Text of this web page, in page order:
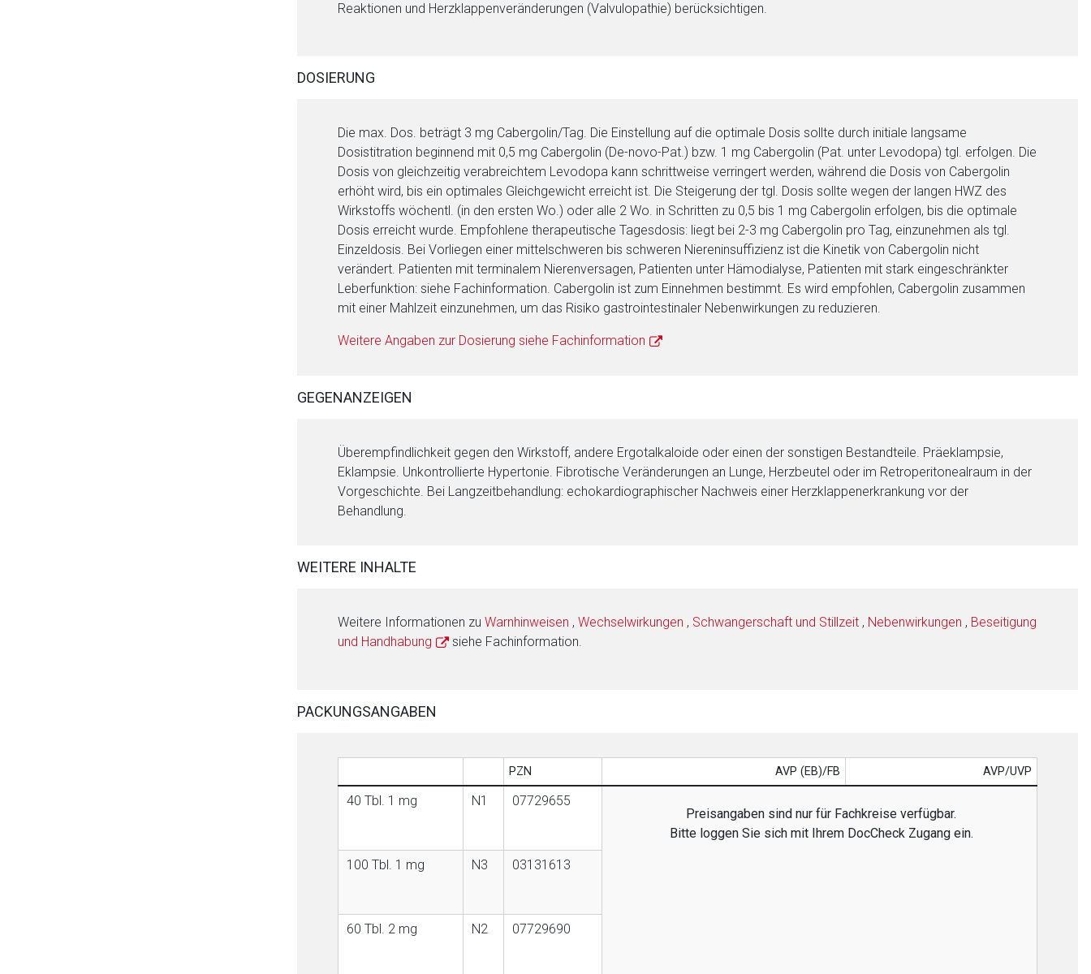
Reaktionen und Herzklappenveränderungen (Valvulopathie) berücksichtigen.
DOSIERUNG
Die max. Dos. beträgt 3 mg Cabergolin/Tag. Die Einstellung auf die optimale Dosis sollte durch initiale langsame
Dosistitration beginnend mit 0,5 mg Cabergolin (De-novo-Pat.) bzw. 1 mg Cabergolin (Pat. unter Levodopa) tgl. erfolgen. Die
Dosis von gleichzeitig verabreichtem Levodopa kann schrittweise verringert werden, während die Dosis von Cabergolin
erhöht wird, bis ein optimales Gleichgewicht erreicht ist. Die Steigerung der tgl. Dosis sollte wegen der langen HWZ des
Wirkstoffs wöchentl. (in den ersten Wo.) oder alle 2 Wo. in Schritten zu 0,5 bis 1 mg Cabergolin erfolgen, bis die optimale
Dosis erreicht wurde. Empfohlene therapeutische Tagesdosis: liegt bei 2-3 mg Cabergolin pro Tag, einzunehmen als tgl.
Einzeldosis. Bei Vorliegen einer mittelschweren bis schweren Niereninsuffizienz ist die Kinetik von Cabergolin nicht
verändert. Patienten mit terminalem Nierenversagen, Patienten unter Hämodialyse, Patienten mit stark eingeschränkter
Leberfunktion: siehe Fachinformation. Cabergolin ist zum Einnehmen bestimmt. Es wird empfohlen, Cabergolin zusammen
mit einer Mahlzeit einzunehmen, um das Risiko gastrointestinaler Nebenwirkungen zu reduzieren.
Weitere Angaben zur Dosierung siehe Fachinformation
GEGENANZEIGEN
Überempfindlichkeit gegen den Wirkstoff, andere Ergotalkaloide oder einen der sonstigen Bestandteile. Präeklampsie,
Eklampsie. Unkontrollierte Hypertonie. Fibrotische Veränderungen an Lunge, Herzbeutel oder im Retroperitonealraum in der
Vorgeschichte. Bei Langzeitbehandlung: echokardiographischer Nachweis einer Herzklappenerkrankung vor der
Behandlung.
WEITERE INHALTE
Weitere Informationen zu Warnhinweisen , Wechselwirkungen , Schwangerschaft und Stillzeit , Nebenwirkungen , Beseitigung
und Handhabung
siehe Fachinformation.
PACKUNGSANGABEN
PZN AVP (EB)/FB AVP/UVP
40 Tbl. 1 mg N1
07729655
Preisangaben sind nur für Fachkreise verfügbar.
Bitte loggen Sie sich mit Ihrem DocCheck Zugang ein.
100 Tbl. 1 mg N3 03131613
60 Tbl. 2 mg N2 07729690
Zurück zur rote-liste.de Zur Seite